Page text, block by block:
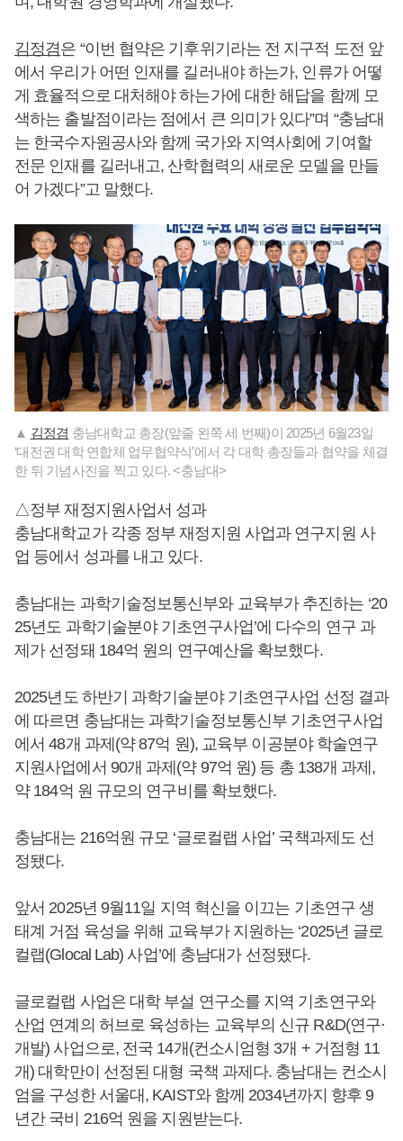
김정겸은 “이번 협약은 기후위기라는 전 지구적 도전 앞
에서 우리가 어떤 인재를 길러내야 하는가, 인류가 어떻
게 효율적으로 대처해야 하는가에 대한 해답을 함께 모
색하는 출발점이라는 점에서 큰 의미가 있다”며 “충남대
는 한국수자원공사와 함께 국가와 지역사회에 기여할
전문 인재를 길러내고, 산학협력의 새로운 모델을 만들
어 가겠다”고 말했다.
▲ 김정겸 충남대학교 총장(앞줄 왼쪽 세 번째)이 2025년 6월23일
‘대전권 대학 연합체 업무협약식’에서 각 대학 총장들과 협약을 체결
한 뒤 기념사진을 찍고 있다. <충남대>
△정부 재정지원사업서 성과
충남대학교가 각종 정부 재정지원 사업과 연구지원 사
업 등에서 성과를 내고 있다.
충남대는 과학기술정보통신부와 교육부가 추진하는 ‘20
25년도 과학기술분야 기초연구사업’에 다수의 연구 과
제가 선정돼 184억 원의 연구예산을 확보했다.
2025년도 하반기 과학기술분야 기초연구사업 선정 결과
에 따르면 충남대는 과학기술정보통신부 기초연구사업
에서 48개 과제(약 87억 원), 교육부 이공분야 학술연구
지원사업에서 90개 과제(약 97억 원) 등 총 138개 과제,
약 184억 원 규모의 연구비를 확보했다.
충남대는 216억원 규모 ‘글로컬랩 사업’ 국책과제도 선
정됐다.
앞서 2025년 9월11일 지역 혁신을 이끄는 기초연구 생
태계 거점 육성을 위해 교육부가 지원하는 ‘2025년 글로
컬랩(Glocal Lab) 사업’에 충남대가 선정됐다.
글로컬랩 사업은 대학 부설 연구소를 지역 기초연구와
산업 연계의 허브로 육성하는 교육부의 신규 R&D(연구·
개발) 사업으로, 전국 14개(컨소시엄형 3개 + 거점형 11
개) 대학만이 선정된 대형 국책 과제다. 충남대는 컨소시
엄을 구성한 서울대, KAIST와 함께 2034년까지 향후 9
년간 국비 216억 원을 지원받는다.